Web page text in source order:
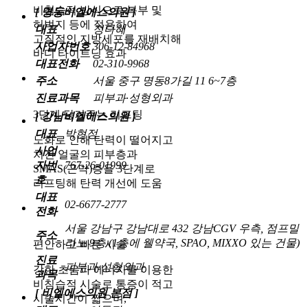
비침습적 방식으로 복부 및
허벅지 등에 적용하여
고질적인 지방세포를 재배치해
바디 타이트닝 효과
3단계 당겨주는 리프팅
노화로 인해 탄력이 떨어지고
처진 얼굴의 피부층과
SMAS(근막)층을 3단계로
리프팅해 탄력 개선에 도움
편안하고 빠른 시술
강한 초음파 에너지를 이용한
비침습적 시술로 통증이 적고
시술시간이 짧으며,
[ 명동비엘에스의원 ]
대표
정다혜
사업자번호 306-12-84968
대표전화
02-310-9968
주소
서울 중구 명동8가길 11 6~7층
진료과목
피부과·성형외과
[ 강남비엘에스의원 ]
대표
박현정
사업
자번
호
767-26-01999
대표
전화
02-6677-2777
주소
서울 강남구 강남대로 432 강남CGV 우측, 점프밀
라노 9층 (1층에 웰약국, SPAO, MIXXO 있는 건물)
진료
과목
피부과·성형외과
[ 비엘에스의원 본점 ]